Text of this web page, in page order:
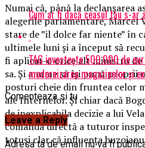
Numai că, până la declanșarea
alegerile parlamentare, Marcel
stare de ”il dolce far niente” în
ultimele luni și a început să
fi aplicat-o orice alt ministru
sa. Și anume să își pună proprii
posturi cheie din fruntea celor
ale Internelor. Și chiar dacă
de inexplicabila decizie a lui
comanda directă a tuturor
totuși clar că influența
Cum ar fi dacă ceasul tău s-
TAG investește 500.000 de
modernizarea magazinelor și
Comenteaza si tu
Leave a Reply
Adresa ta de email nu va fi